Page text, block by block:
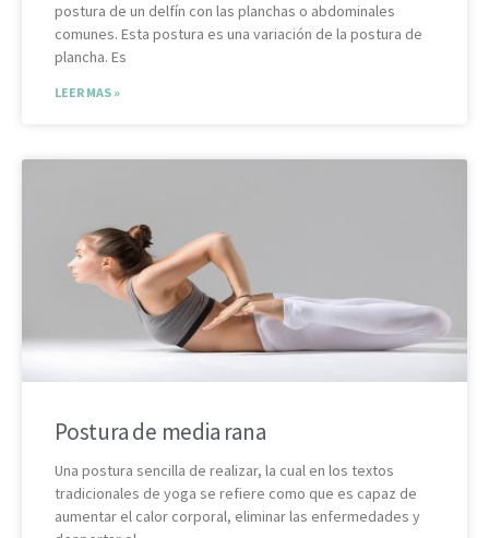
postura de un delfín con las planchas o abdominales
comunes. Esta postura es una variación de la postura de
plancha. Es
LEER MAS »
Postura de media rana
Una postura sencilla de realizar, la cual en los textos
tradicionales de yoga se refiere como que es capaz de
aumentar el calor corporal, eliminar las enfermedades y